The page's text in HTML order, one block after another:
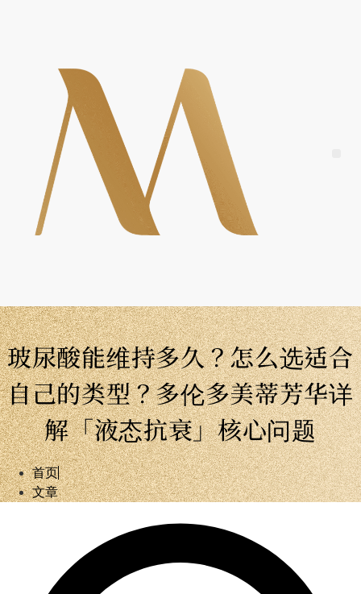
玻尿酸能维持多久？怎么选适合
自己的类型？多伦多美蒂芳华详
解「液态抗衰」核心问题
首页
文章